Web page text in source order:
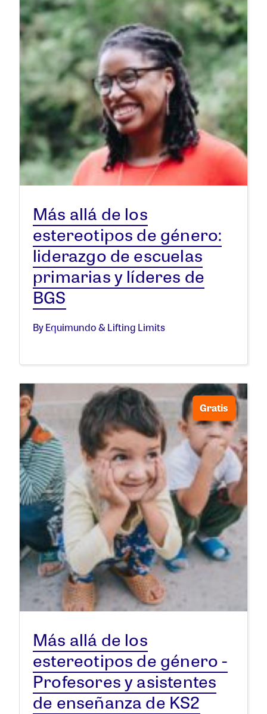
Más allá de los
estereotipos de género:
liderazgo de escuelas
primarias y líderes de
BGS
By Equimundo & Lifting Limits
Gratis
Más allá de los
estereotipos de género -
Profesores y asistentes
de enseñanza de KS2